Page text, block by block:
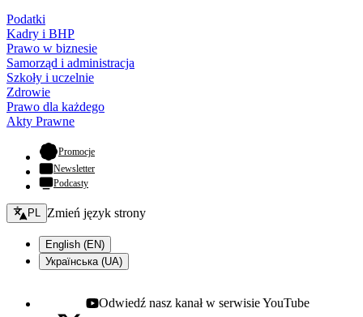
Podatki
Kadry i BHP
Prawo w biznesie
Samorząd i administracja
Szkoły i uczelnie
Zdrowie
Prawo dla każdego
Akty Prawne
Promocje- otwiera się w nowej karcie
Newsletter
Podcasty
Zmień język - bieżący:
PL Zmień język strony
English (EN)
Українська (UA)
Youtube - otwiera się w nowej karcie
Odwiedź nasz kanał w serwisie YouTube